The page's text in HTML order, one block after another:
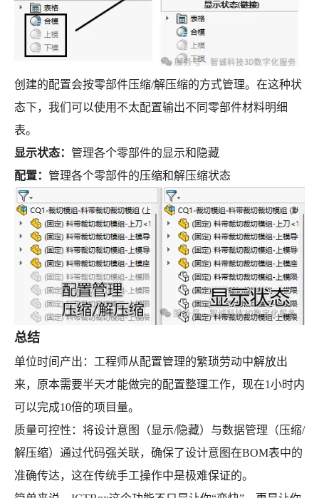
创建的配置会按零部件压缩/解压缩的方式管理。在这种状
态下，我们可以使用不太配置输出不同零部件材料明细
表。
显示状态： 管理各个零部件的显示和隐藏
配置： 管理各个零部件的压缩和解压缩状态
总结
单位时间产出：工程师从配置管理的繁琐劳动中解放出
来，原本需要半天才能做完的配置整理工作，现在1小时内
可以完成10倍的项目量。
质量可控性：将设计意图（显示/隐藏）与数据管理（压缩/
解压缩）通过代码强关联，确保了设计意图在BOM表中的
准确传达，这在传统手工操作中是极难保证的。